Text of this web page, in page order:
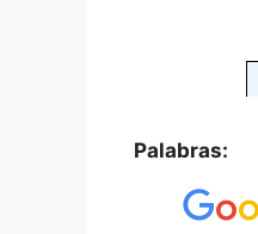
Palabras: